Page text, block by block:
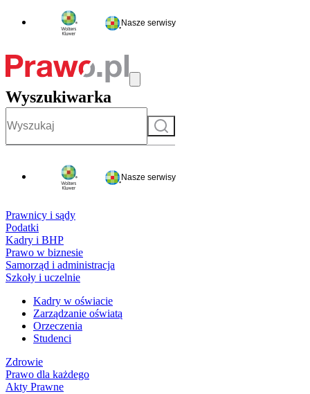
Nasze serwisy
Wyszukiwarka
Szukaj
Nasze serwisy
Prawnicy i sądy
Podatki
Kadry i BHP
Prawo w biznesie
Samorząd i administracja
Szkoły i uczelnie
Kadry w oświacie
Zarządzanie oświatą
Orzeczenia
Studenci
Zdrowie
Prawo dla każdego
Akty Prawne